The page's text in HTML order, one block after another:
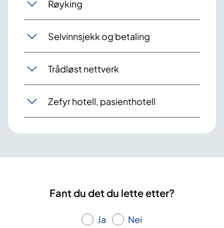
Røyking
Selvinnsjekk og betaling
Trådløst nettverk
Zefyr hotell, pasienthotell
Fant du det du lette etter?
Ja Nei